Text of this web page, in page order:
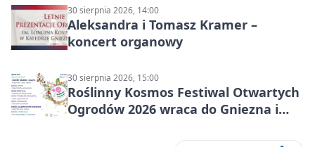
30 sierpnia 2026, 14:00
Aleksandra i Tomasz Kramer –
koncert organowy
30 sierpnia 2026, 15:00
Roślinny Kosmos Festiwal Otwartych
Ogrodów 2026 wraca do Gniezna i